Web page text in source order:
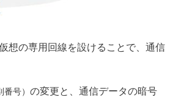
想の専用回線を設けることで、通信
号） の変更と、通信データの暗号